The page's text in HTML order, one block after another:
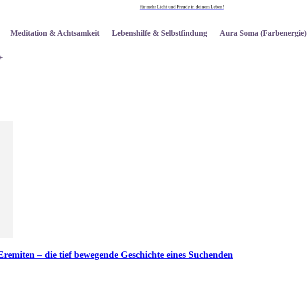
für mehr Licht und Freude in deinem Leben!
Meditation & Achtsamkeit Lebenshilfe & Selbstfindung Aura Soma (Farbenergie)
– die tief bewegende Geschichte eines Suchenden